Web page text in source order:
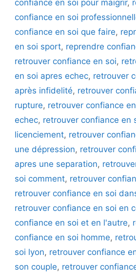
confiance en soi pour maigrir,
confiance en soi
confiance en soi que faire,
en soi sport, reprendre
retrouver confiance en soi,
en soi apres echec, retrouver
après infidelité, retrouver
rupture, retrouver confiance
echec, retrouver confiance en
licenciement, retrouver
une dépression, retrouver
apres une separation,
soi comment, retrouver
retrouver confiance en soi
retrouver confiance en soi en
confiance en soi et en l'autre,
confiance en soi homme,
soi lyon, retrouver confiance
son couple, retrouver